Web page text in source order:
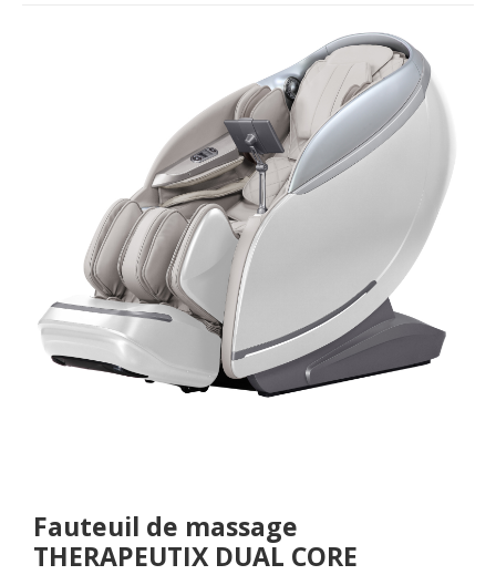
Fauteuil de massage
THERAPEUTIX DUAL CORE